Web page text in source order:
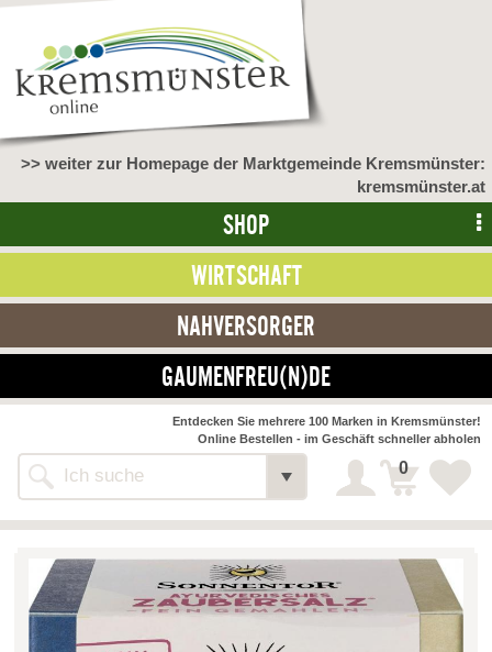
>> weiter zur Homepage der Marktgemeinde Kremsmünster:
kremsmünster.at
SHOP
WIRTSCHAFT
NAHVERSORGER
GAUMENFREU(N)DE
Alle Webseiten
Entdecken Sie mehrere 100 Marken in Kremsmünster!
Online Bestellen - im Geschäft schneller abholen
0
NAHVERSORGER
>> Bauernmarkt << Detail
Bäckerei-Konditorei-Café
Biohof Öllinger Detail
Fleischerei Hüthmayr